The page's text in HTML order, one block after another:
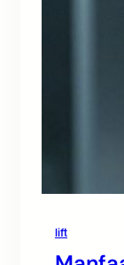
lift